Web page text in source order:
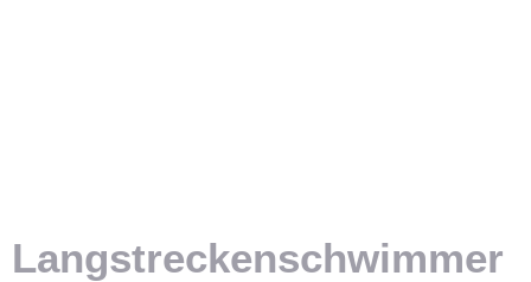
Langstreckenschwimmer